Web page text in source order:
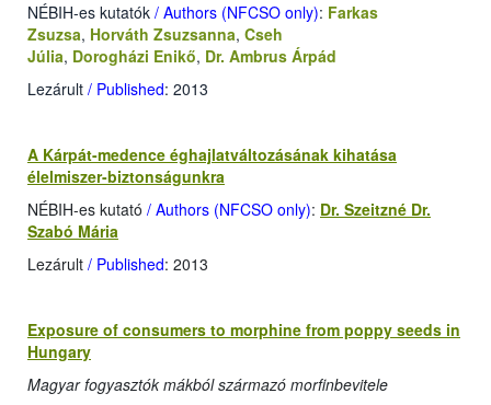
NÉBIH-es kutatók / Authors (NFCSO only): Farkas
Zsuzsa, Horváth Zsuzsanna, Cseh
Júlia, Dorogházi Enikő, Dr. Ambrus Árpád
Lezárult / Published: 2013
A Kárpát-medence éghajlatváltozásának kihatása
élelmiszer-biztonságunkra
NÉBIH-es kutató / Authors (NFCSO only): Dr. Szeitzné Dr.
Szabó Mária
Lezárult / Published: 2013
Exposure of consumers to morphine from poppy seeds in
Hungary
Magyar fogyasztók mákból származó morfinbevitele